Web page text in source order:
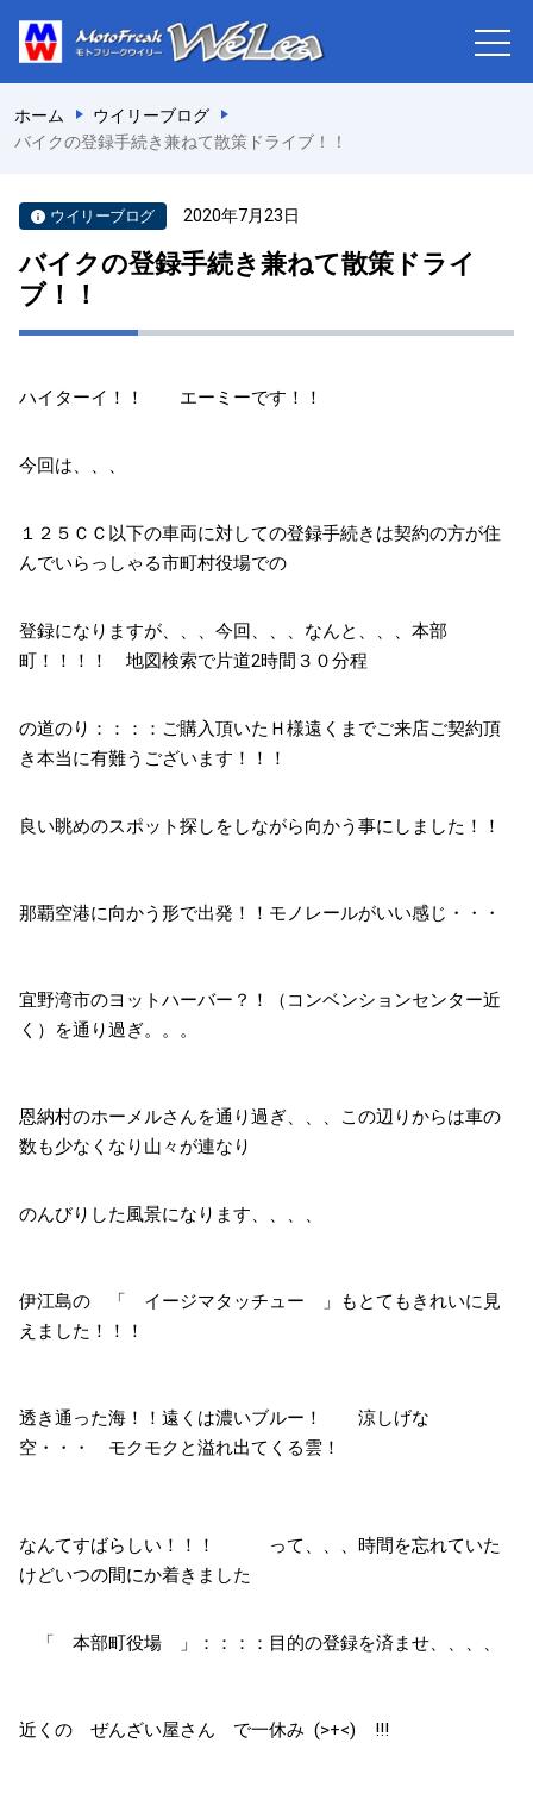
ホーム
ウイリーブログ
バイクの登録手続き兼ねて散策ドライブ！！
ウイリーブログ 2020年7月23日
バイクの登録手続き兼ねて散策ドライ
ブ！！
ハイターイ！！ エーミーです！！
今回は、、、
１２５ＣＣ以下の車両に対しての登録手続きは契約の方が住
んでいらっしゃる市町村役場での
登録になりますが、、、今回、、、なんと、、、本部
町！！！！ 地図検索で片道2時間３０分程
の道のり：：：：ご購入頂いたＨ様遠くまでご来店ご契約頂
き本当に有難うございます！！！
良い眺めのスポット探しをしながら向かう事にしました！！
那覇空港に向かう形で出発！！モノレールがいい感じ・・・
宜野湾市のヨットハーバー？！（コンベンションセンター近
く）を通り過ぎ。。。
恩納村のホーメルさんを通り過ぎ、、、この辺りからは車の
数も少なくなり山々が連なり
のんびりした風景になります、、、、
伊江島の 「 イージマタッチュー 」もとてもきれいに見
えました！！！
透き通った海！！遠くは濃いブルー！ 涼しげな
空・・・ モクモクと溢れ出てくる雲！
なんてすばらしい！！！ って、、、時間を忘れていた
けどいつの間にか着きました
「 本部町役場 」：：：：目的の登録を済ませ、、、、
近くの ぜんざい屋さん で一休み (>+<) !!!